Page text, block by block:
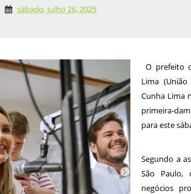
sábado, julho 26, 2025
O prefeito
Lima
Cunha Lima
primeira-
para este
Segundo a
São Paulo,
negócios